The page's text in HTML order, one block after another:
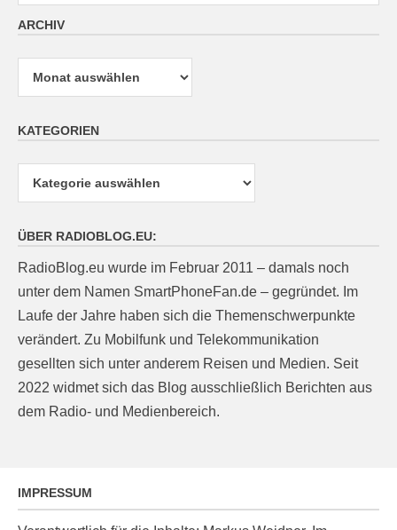
ARCHIV
Archiv
KATEGORIEN
ÜBER RADIOBLOG.EU:
RadioBlog.eu wurde im Februar 2011 – damals noch
unter dem Namen SmartPhoneFan.de – gegründet. Im
Laufe der Jahre haben sich die Themenschwerpunkte
verändert. Zu Mobilfunk und Telekommunikation
gesellten sich unter anderem Reisen und Medien. Seit
2022 widmet sich das Blog ausschließlich Berichten aus
dem Radio- und Medienbereich.
IMPRESSUM